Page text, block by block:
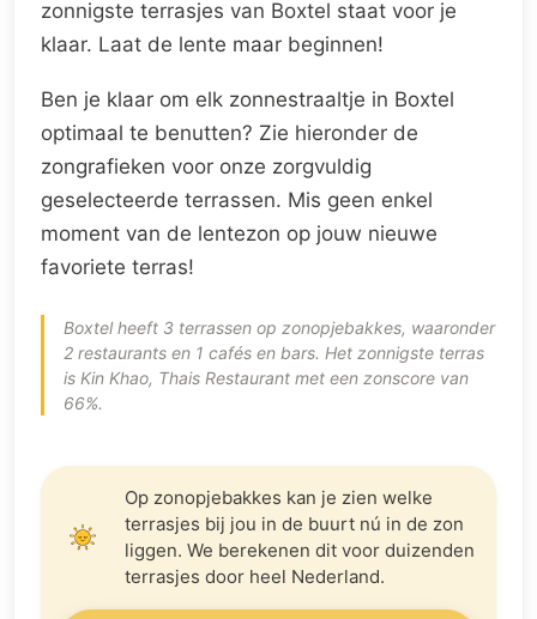
zonnigste terrasjes van Boxtel staat voor je
klaar. Laat de lente maar beginnen!
Ben je klaar om elk zonnestraaltje in Boxtel
optimaal te benutten? Zie hieronder de
zongrafieken voor onze zorgvuldig
geselecteerde terrassen. Mis geen enkel
moment van de lentezon op jouw nieuwe
favoriete terras!
Boxtel heeft 3 terrassen op zonopjebakkes, waaronder
2 restaurants en 1 cafés en bars. Het zonnigste terras
is Kin Khao, Thais Restaurant met een zonscore van
66%.
Op zonopjebakkes kan je zien welke
terrasjes bij jou in de buurt nú in de zon
liggen. We berekenen dit voor duizenden
terrasjes door heel Nederland.